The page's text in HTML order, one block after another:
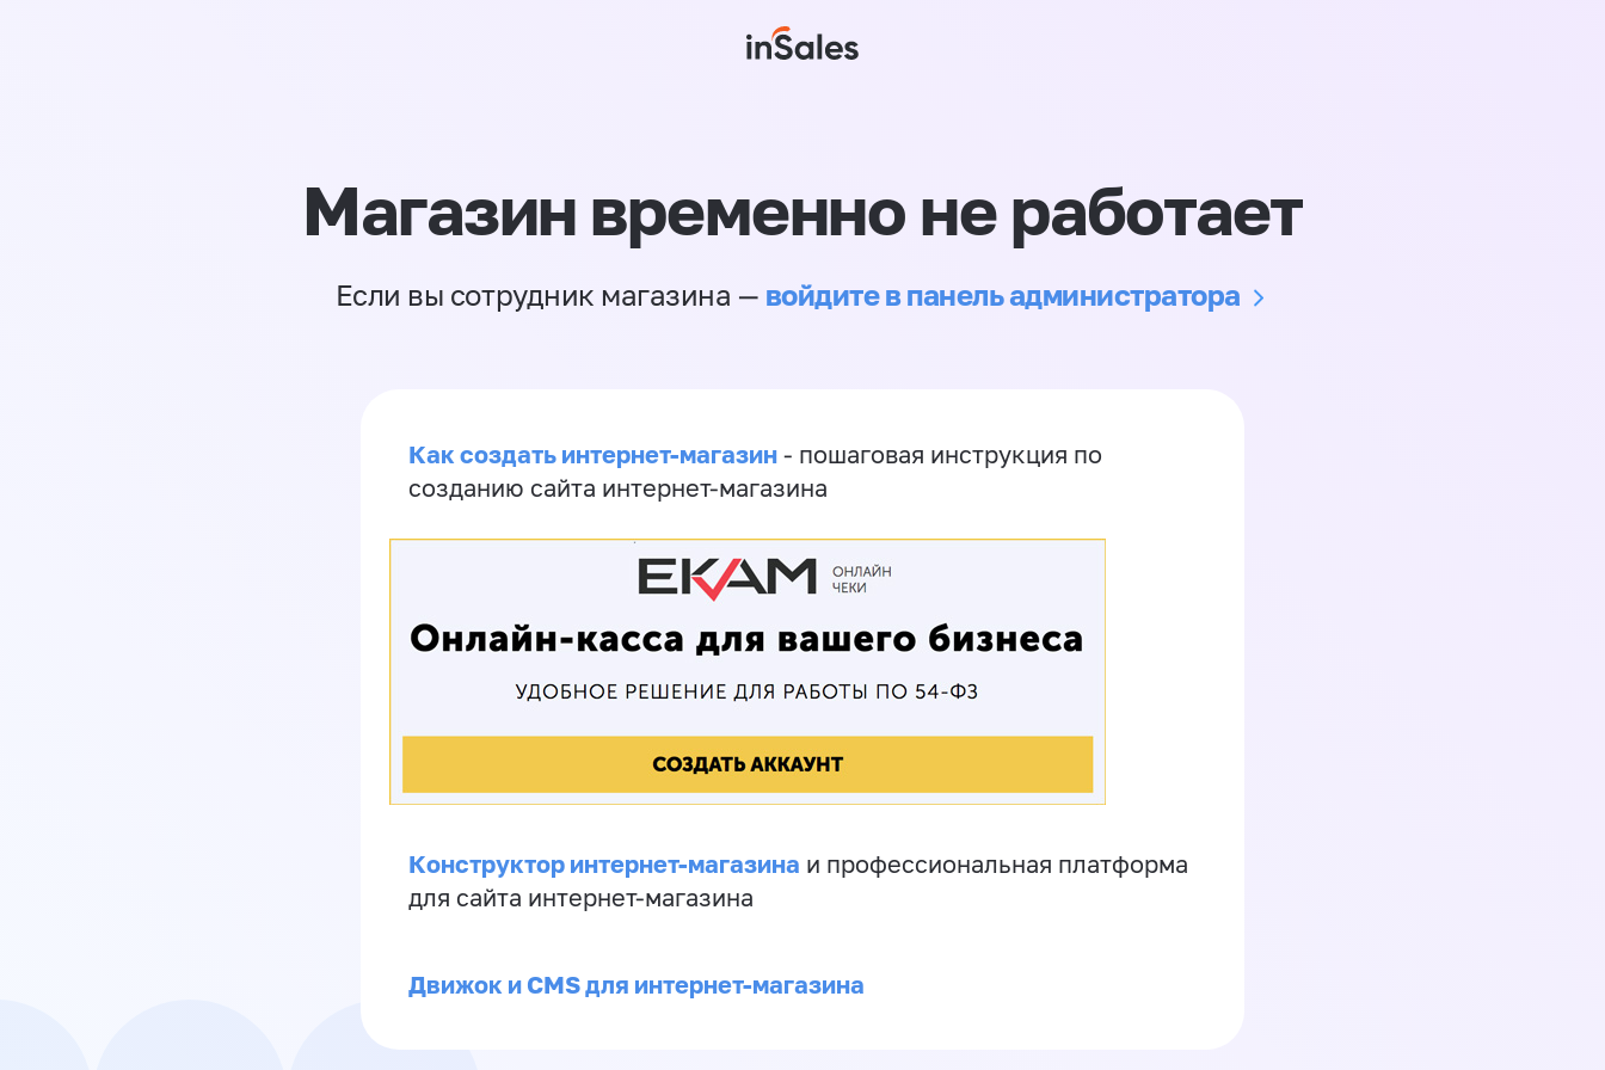
Магазин временно не работает
Если вы сотрудник магазина — войдите в панель администратора
Как создать интернет-магазин - пошаговая инструкция по
созданию сайта интернет-магазина
Конструктор интернет-магазина и профессиональная платформа
для сайта интернет-магазина
Движок и CMS для интернет-магазина